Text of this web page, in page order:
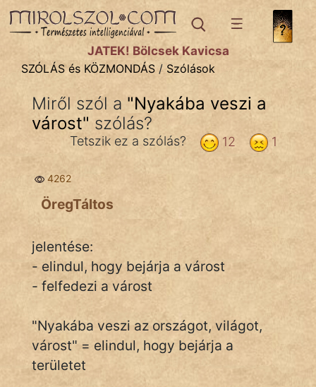
SZÓLÁS ÉS KÖZMONDÁStémák:
Bibliai
Közmondások
Szállóigék
Szóláscsoportok
Szólások
Tréfás
IRODALOM
JÁTÉK! Bölcsek Kavicsa
SZÓLÁS és KÖZMONDÁS / Szólások
Miről szól a "Nyakába veszi a
várost" szólás?
1
12
Tetszik ez a szólás?
4262
ÖregTáltos
jelentése:
- elindul, hogy bejárja a várost
- felfedezi a várost
"Nyakába veszi az országot, világot,
várost" = elindul, hogy bejárja a
területet